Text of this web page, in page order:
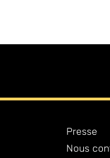
Presse
Nous